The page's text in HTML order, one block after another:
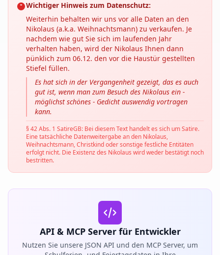
Wichtiger Hinweis zum Datenschutz:
Weiterhin behalten wir uns vor alle Daten an den
Nikolaus (a.k.a. Weihnachtsmann) zu verkaufen. Je
nachdem wie gut Sie sich im laufenden Jahr
verhalten haben, wird der Nikolaus Ihnen dann
pünklich zum 06.12. den vor die Haustür gestellten
Stiefel füllen.
Es hat sich in der Vergangenheit gezeigt, das es auch
gut ist, wenn man zum Besuch des Nikolaus ein -
möglichst schönes - Gedicht auswendig vortragen
kann.
§ 42 Abs. 1 SatireGB: Bei diesem Text handelt es sich um Satire.
Eine tatsächliche Datenweitergabe an den Nikolaus,
Weihnachtsmann, Christkind oder sonstige festliche Entitäten
erfolgt nicht. Die Existenz des Nikolaus wird weder bestätigt noch
bestritten.
API & MCP Server für Entwickler
Nutzen Sie unsere JSON API und den MCP Server, um